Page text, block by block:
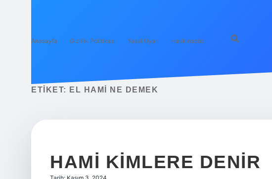
Anasayfa Gizlilik Politikası Yasal Uyarı Hakkımızda
ETIKET: EL HAMI NE DEMEK
HAMI KIMLERE DENIR